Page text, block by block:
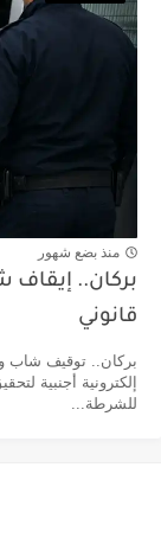
منذ بضع شهور
بركان..
قانوني
بركان.. توقيف شاب
إلكترونية أجنبية
للشرطة...